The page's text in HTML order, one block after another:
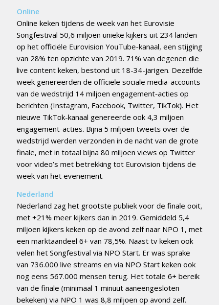
Online
Online keken tijdens de week van het Eurovisie
Songfestival 50,6 miljoen unieke kijkers uit 234 landen
op het officiële Eurovision YouTube-kanaal, een stijging
van 28% ten opzichte van 2019. 71% van degenen die
live content keken, bestond uit 18-34-jarigen. Dezelfde
week genereerden de officiële sociale media-accounts
van de wedstrijd 14 miljoen engagement-acties op
berichten (Instagram, Facebook, Twitter, TikTok). Het
nieuwe TikTok-kanaal genereerde ook 4,3 miljoen
engagement-acties. Bijna 5 miljoen tweets over de
wedstrijd werden verzonden in de nacht van de grote
finale, met in totaal bijna 80 miljoen views op Twitter
voor video’s met betrekking tot Eurovision tijdens de
week van het evenement.
Nederland
Nederland zag het grootste publiek voor de finale ooit,
met +21% meer kijkers dan in 2019. Gemiddeld 5,4
miljoen kijkers keken op de avond zelf naar NPO 1, met
een marktaandeel 6+ van 78,5%. Naast tv keken ook
velen het Songfestival via NPO Start. Er was sprake
van 736.000 live streams en via NPO Start keken ook
nog eens 567.000 mensen terug. Het totale 6+ bereik
van de finale (minimaal 1 minuut aaneengesloten
bekeken) via NPO 1 was 8,8 miljoen op avond zelf.